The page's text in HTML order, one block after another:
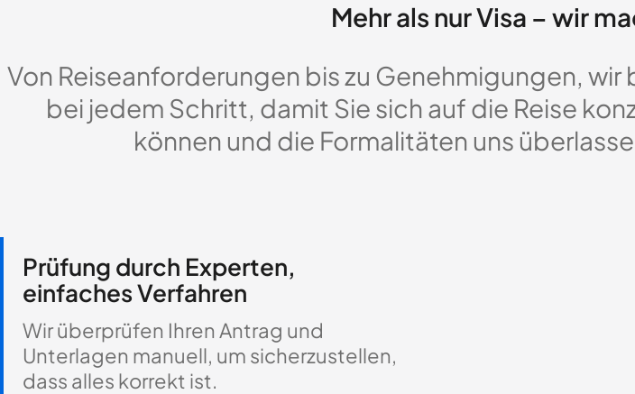
Mehr als nur Visa – wir
Von Reiseanforderungen bis zu Genehmigungen, wir
bei jedem Schritt, damit Sie sich auf die Reise
können und die Formalitäten uns
Prüfung durch Experten,
einfaches Verfahren
Wir überprüfen Ihren Antrag und
Unterlagen manuell, um sicherzustellen,
dass alles korrekt ist.